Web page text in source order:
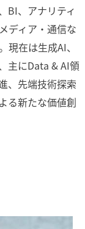
BI、アナリティ
ディア・通信な
現在は生成AI、
主にData & AI領
、先端技術探索
る新たな価値創